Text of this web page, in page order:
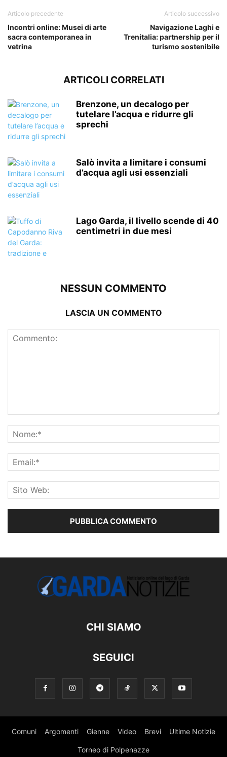
Articolo precedente
Incontri online: Musei di arte
sacra contemporanea in
vetrina
Articolo successivo
Navigazione Laghi e
Trenitalia: partnership per il
turismo sostenibile
ARTICOLI CORRELATI
Brenzone, un decalogo per
tutelare l’acqua e ridurre gli
sprechi
Salò invita a limitare i consumi
d’acqua agli usi essenziali
Lago Garda, il livello scende di 40
centimetri in due mesi
NESSUN COMMENTO
LASCIA UN COMMENTO
CHI SIAMO
SEGUICI
Comuni Argomenti Gienne Video Brevi Ultime Notizie
Torneo di Polpenazze